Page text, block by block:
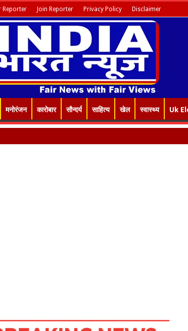
Reporter Join Reporter Privacy Policy Disclaimer
मनोरंजन कारोबार सौन्दर्य साहित्य खेल स्वास्थ्य Uk